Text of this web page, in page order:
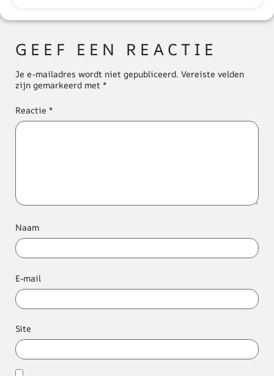
GEEF EEN REACTIE
Je e-mailadres wordt niet gepubliceerd. Vereiste velden
zijn gemarkeerd met *
Reactie *
Naam
E-mail
Site